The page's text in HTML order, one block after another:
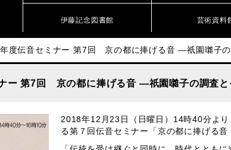
伊藤記念図書館 芸術資料
度伝音セミナー 第7回 京の都に捧げる音 ―祇園囃子
ー 第7回 京の都に捧げる音 ―祇園囃子の調査と
2018年12月23日（日曜日）14時40分よ
る第７回伝音セミナー「京の都に捧げる